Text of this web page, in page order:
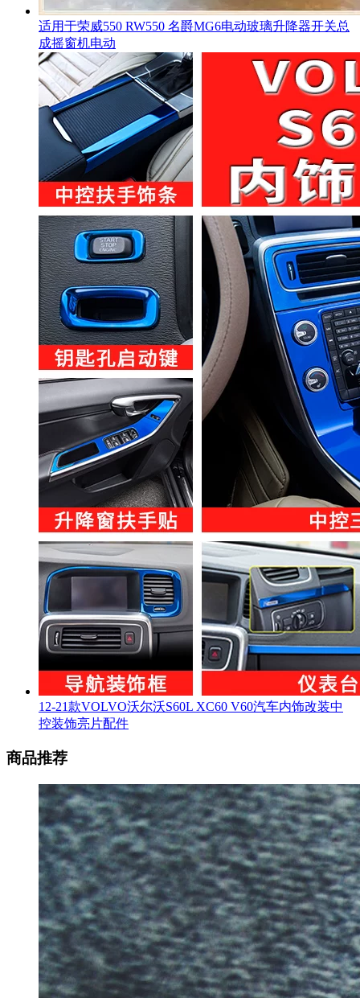
适用于荣威550 RW550 名爵MG6电动玻璃升降器开关总
成摇窗机电动
12-21款VOLVO沃尔沃S60L XC60 V60汽车内饰改装中
控装饰亮片配件
商品推荐